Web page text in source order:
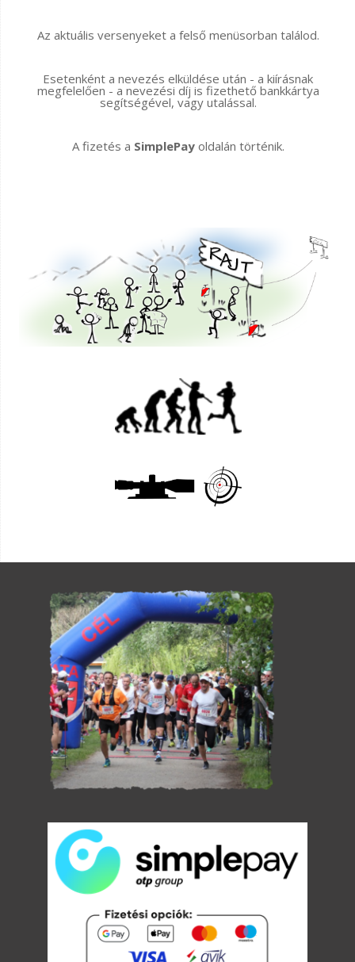
Az aktuális versenyeket a felső menüsorban találod.
Esetenként a nevezés elküldése után - a kiírásnak
megfelelően - a nevezési díj is fizethető bankkártya
segítségével, vagy utalással.
A fizetés a SimplePayoldalán történik.